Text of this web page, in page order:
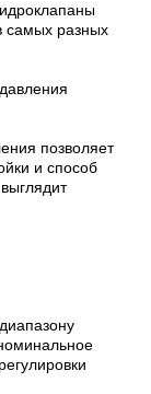
самых разных
позволяет
и способ